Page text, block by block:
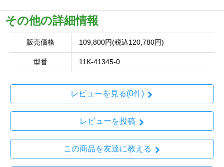
その他の詳細情報
販売価格 109,800円(税込120,780円)
型番 11K-41345-0
レビューを見る(0件)
レビューを投稿
この商品を友達に教える